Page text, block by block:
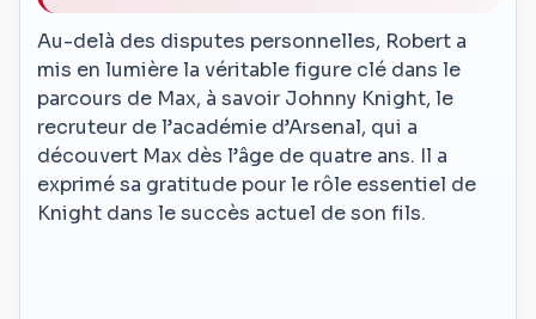
Au-delà des disputes personnelles, Robert a
mis en lumière la véritable figure clé dans le
parcours de Max, à savoir Johnny Knight, le
recruteur de l’académie d’Arsenal, qui a
découvert Max dès l’âge de quatre ans. Il a
exprimé sa gratitude pour le rôle essentiel de
Knight dans le succès actuel de son fils.